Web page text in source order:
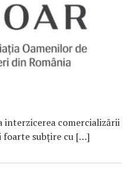
interzicerea comercializării
foarte subțire cu […]